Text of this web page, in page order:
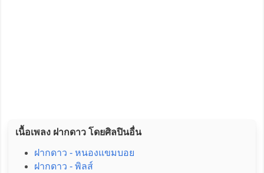
เนื้อเพลง ฝากดาว โดยศิลปินอื่น
ฝากดาว - หนองแขมบอย
ฝากดาว - พิลส์